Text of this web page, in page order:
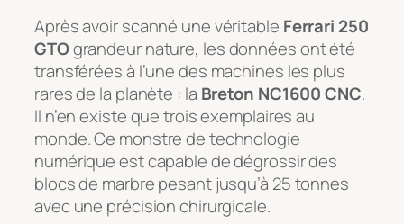
Après avoir scanné une véritable Ferrari 250
GTOgrandeur nature, les données ont été
transférées à l’une des machines les plus
rares de la planète : la Breton NC1600 CNC.
Il n’en existe que trois exemplaires au
monde. Ce monstre de technologie
numérique est capable de dégrossir des
blocs de marbre pesant jusqu’à 25 tonnes
avec une précision chirurgicale.